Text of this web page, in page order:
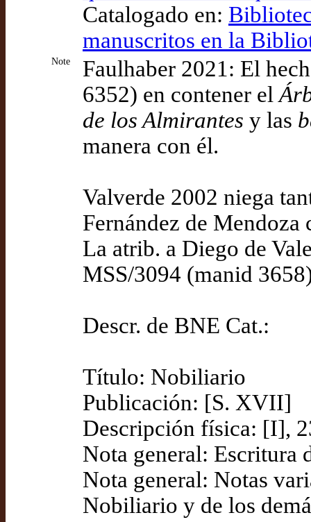
Catalogado en:
manuscritos en la
Note
Faulhaber 2021: El
6352) en contener el
de los Almirantes y las
manera con él.
Valverde 2002 niega
Fernández de Mendoza
La atrib. a Diego de
MSS/3094 (manid
Descr. de BNE Cat.:
Título: Nobiliario
Publicación: [S. XVII]
Descripción física: [I],
Nota general: Escritura
Nota general: Notas
Nobiliario y de los